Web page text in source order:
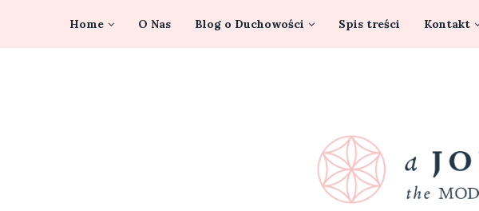
Home O Nas Blog o Duchowości Spis treści Kontakt